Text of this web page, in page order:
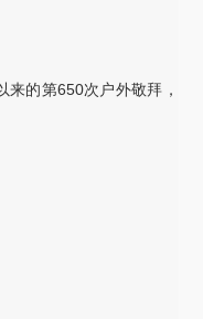
的第650次户外敬拜，